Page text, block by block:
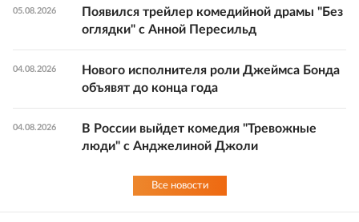
05.08.2026
Появился трейлер комедийной драмы "Без
оглядки" с Анной Пересильд
04.08.2026
Нового исполнителя роли Джеймса Бонда
объявят до конца года
04.08.2026
В России выйдет комедия "Тревожные
люди" с Анджелиной Джоли
Все новости